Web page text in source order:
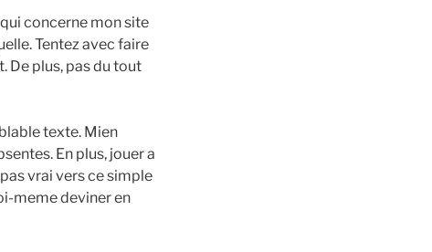
concerne mon site
Tentez avec faire
De plus, pas du tout
texte. Mien
En plus, jouer a
vrai vers ce simple
meme deviner en